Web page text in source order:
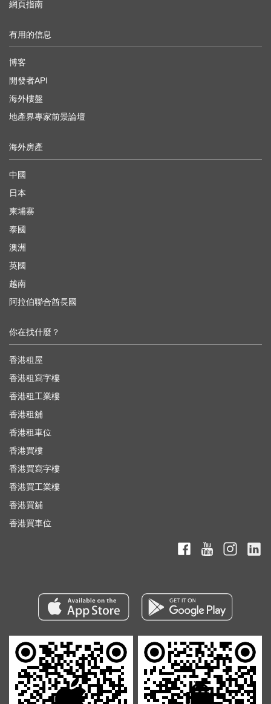
網頁指南
有用的信息
博客
開發者API
海外樓盤
地產界專家前景論壇
海外房產
中國
日本
柬埔寨
泰國
澳洲
英國
越南
阿拉伯聯合酋長國
你在找什麼？
香港租屋
香港租寫字樓
香港租工業樓
香港租舖
香港租車位
香港買樓
香港買寫字樓
香港買工業樓
香港買舖
香港買車位